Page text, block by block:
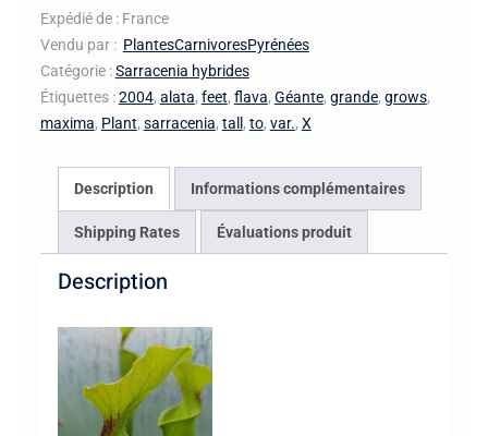
Expédié de : France
Vendu par : PlantesCarnivoresPyrénées
Catégorie :Sarracenia hybrides
Étiquettes :2004, alata, feet, flava, Géante, grande, grows,
maxima, Plant, sarracenia, tall , to, var., X
Description Informations complémentaires
Shipping Rates Évaluations produit
Description